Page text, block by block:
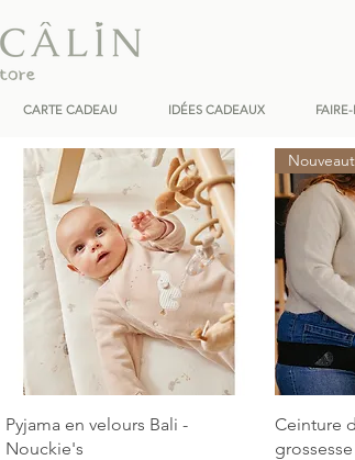
CARTE CADEAU IDÉES CADEAUX FAIRE-
Aperçu rapide
Pyjama en velours Bali -
Nouckie's
Ceinture